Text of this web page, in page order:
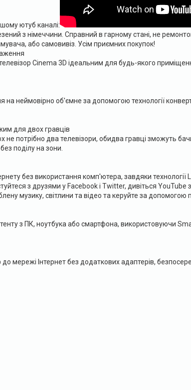
ютуб каналі:
з німеччини. Справний в гарному стані, не
або самовивіз. Усім приємних покупок!
Cinema 3D ідеальним для будь-якого
на неймовірно об'ємне за допомогою технології
для двох гравців
не потрібно два телевізори, обидва гравці зможуть
поділу на зони.
без використання комп'ютера, завдяки
з друзями у Facebook і Twitter, дивіться
музику, світлини та відео та керуйте за
з ПК, ноутбука або смартфона, використовуючи
до мережі Інтернет без додаткових адаптерів,